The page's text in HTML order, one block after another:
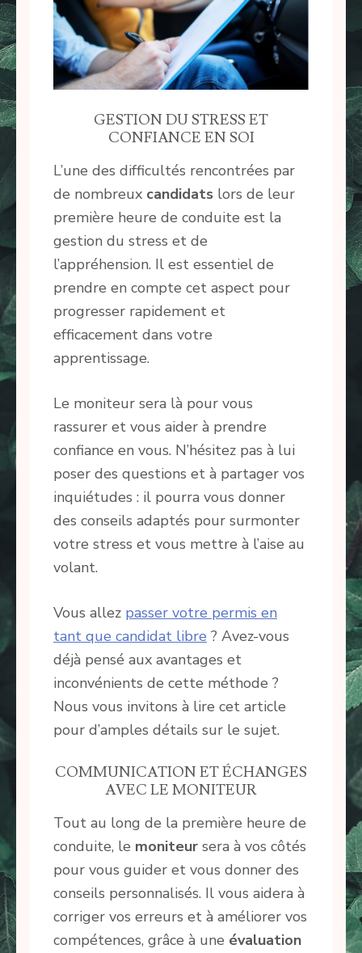
GESTION DU STRESS ET
CONFIANCE EN SOI
L’une des difficultés rencontrées par
de nombreux candidats lors de leur
première heure de conduite est la
gestion du stress et de
l’appréhension. Il est essentiel de
prendre en compte cet aspect pour
progresser rapidement et
efficacement dans votre
apprentissage.
Le moniteur sera là pour vous
rassurer et vous aider à prendre
confiance en vous. N’hésitez pas à lui
poser des questions et à partager vos
inquiétudes : il pourra vous donner
des conseils adaptés pour surmonter
votre stress et vous mettre à l’aise au
volant.
Vous allez passer votre permis en
tant que candidat libre ? Avez-vous
déjà pensé aux avantages et
inconvénients de cette méthode ?
Nous vous invitons à lire cet article
pour d’amples détails sur le sujet.
COMMUNICATION ET ÉCHANGES
AVEC LE MONITEUR
Tout au long de la première heure de
conduite, le moniteur sera à vos côtés
pour vous guider et vous donner des
conseils personnalisés. Il vous aidera à
corriger vos erreurs et à améliorer vos
compétences, grâce à une évaluation